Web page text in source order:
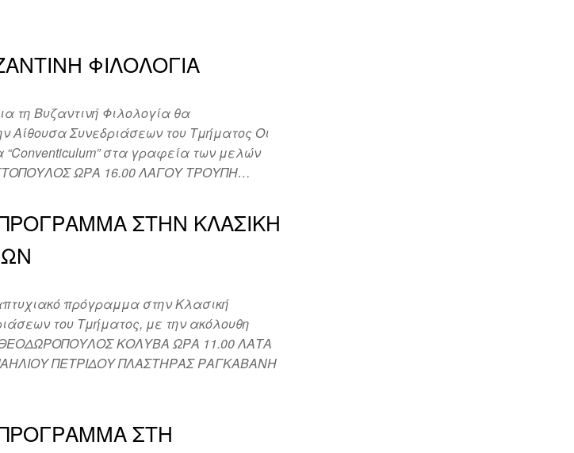
ΦΙΛΟΛΟΓΙΑ
τη Βυζαντινή Φιλολογία θα
Αίθουσα Συνεδριάσεων του Τμήματος Οι
“Conventiculum” στα γραφεία των μελών
ΩΡΑ 16.00 ΛΑΓΟΥ ΤΡΟΥΠΗ…
ΣΤΗΝ ΚΛΑΣΙΚΗ
πρόγραμμα στην Κλασική
του Τμήματος, με την ακόλουθη
ΚΟΛΥΒΑ ΩΡΑ 11.00 ΛΑΤΑ
ΠΕΤΡΙΔΟΥ ΠΛΑΣΤΗΡΑΣ ΡΑΓΚΑΒΑΝΗ
ΣΤΗ